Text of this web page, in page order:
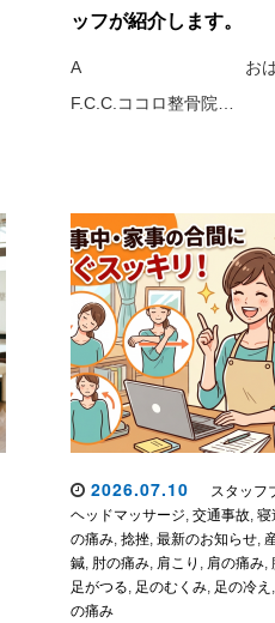
ッフが紹介します。
A おはようご
F.C.C.ココロ整骨院…
2026.07.10 スタッフ
ヘッドマッサージ, 交通事故, 寝
の痛み, 捻挫, 最新のお知らせ,
鍼, 肘の痛み, 肩こり , 肩の痛み,
足がつる, 足のむくみ, 足の冷え ,
の痛み